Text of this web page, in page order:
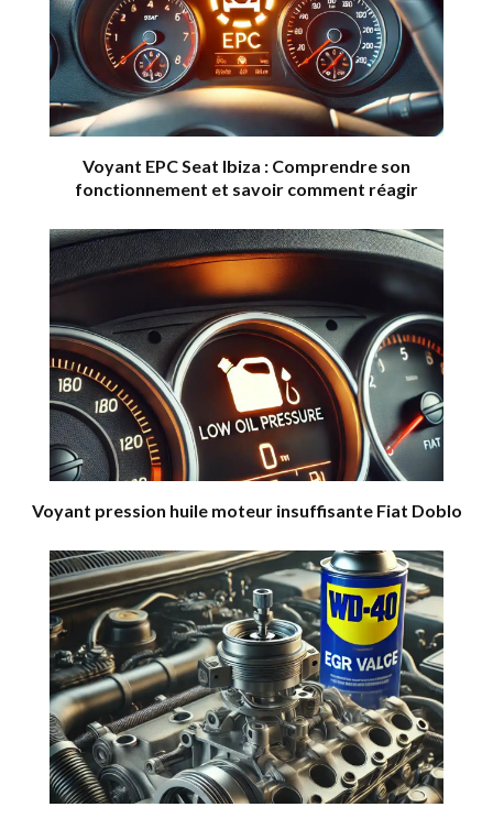
Voyant EPC Seat Ibiza : Comprendre son
fonctionnement et savoir comment réagir
Voyant pression huile moteur insuffisante Fiat Doblo